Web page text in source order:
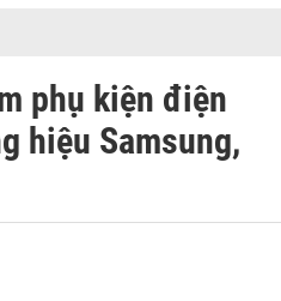
phụ kiện điện
hiệu Samsung,